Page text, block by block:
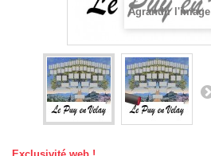
Agrandir l'image